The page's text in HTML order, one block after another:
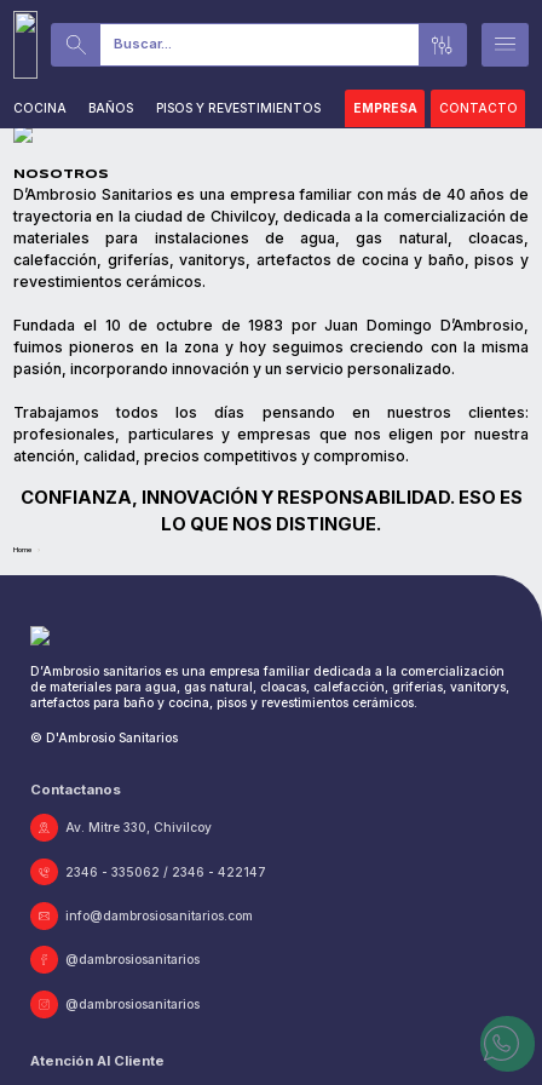
Buscar...
COCINA BAÑOS PISOS Y REVESTIMIENTOS AGUA, GAS Y DESAGÜES
EMPRESA CONTACTO
Home
NOSOTROS
D’Ambrosio Sanitarios es una empresa familiar con más de 40 años de
trayectoria en la ciudad de Chivilcoy, dedicada a la comercialización de
materiales para instalaciones de agua, gas natural, cloacas,
calefacción, griferías, vanitorys, artefactos de cocina y baño, pisos y
revestimientos cerámicos.
Fundada el 10 de octubre de 1983 por Juan Domingo D’Ambrosio,
fuimos pioneros en la zona y hoy seguimos creciendo con la misma
pasión, incorporando innovación y un servicio personalizado.
Trabajamos todos los días pensando en nuestros clientes:
profesionales, particulares y empresas que nos eligen por nuestra
CONFIANZA, INNOVACIÓN Y RESPONSABILIDAD. ESO ES
LO QUE NOS DISTINGUE.
D’Ambrosio sanitarios es una empresa familiar dedicada a la comercialización
de materiales para agua, gas natural, cloacas, calefacción, griferías, vanitorys,
artefactos para baño y cocina, pisos y revestimientos cerámicos.
© D'Ambrosio Sanitarios
Contactanos
Av. Mitre 330, Chivilcoy
2346 - 335062 / 2346 - 422147
info@dambrosiosanitarios.com
@dambrosiosanitarios
@dambrosiosanitarios
Atención Al Cliente